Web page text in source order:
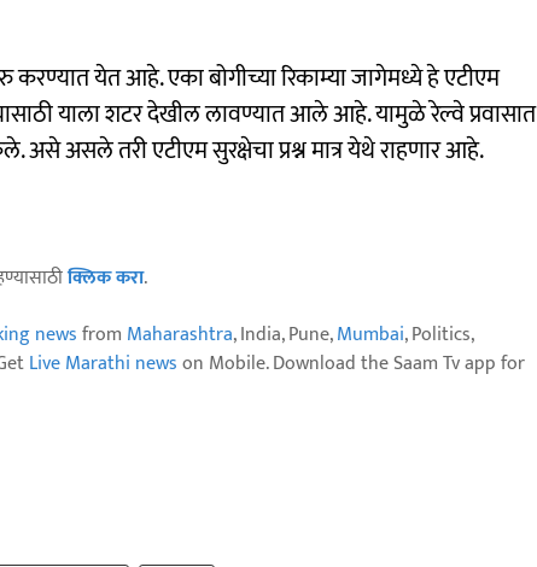
करण्यात येत आहे. एका बोगीच्या रिकाम्या जागेमध्ये हे एटीएम
याला शटर देखील लावण्यात आले आहे. यामुळे रेल्वे प्रवासात
असले तरी एटीएम सुरक्षेचा प्रश्न मात्र येथे राहणार आहे.
क्लिक करा.
newsfrom Maharashtra, India, Pune,Mumbai, Politics,
Live Marathi newson Mobile. Download the Saam Tv app for